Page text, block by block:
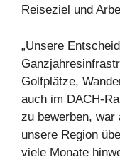
Reiseziel und
„Unsere
Golfplätze,
auch im DACH-
zu bewerben,
unsere Region
viele Monate